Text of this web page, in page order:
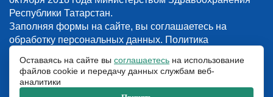
Республики Татарстан.
Заполняя формы на сайте, вы соглашаетесь на
обработку персональных данных. Политика
© 2018-2026. Наркологическая клиника “Detox”. Все права защищены.
Указанные на сайте цены и информация имеют информационный
характер и не являются публичной офертой.
Оставаясь на сайте вы соглашаетесь на использование
файлов cookie и передачу данных службам веб-
аналитики